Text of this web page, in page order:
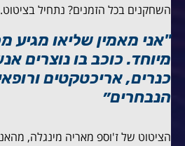
השחקנים בכל הזמנים? נתחיל בציטוט.
"אני מאמין שליאו מגיע
מיוחד. כוכב בו נוצרים
כנרים, אריכטקטים
הנבחרים״
הציטוט של ז'וספ מאריה מינגלה,